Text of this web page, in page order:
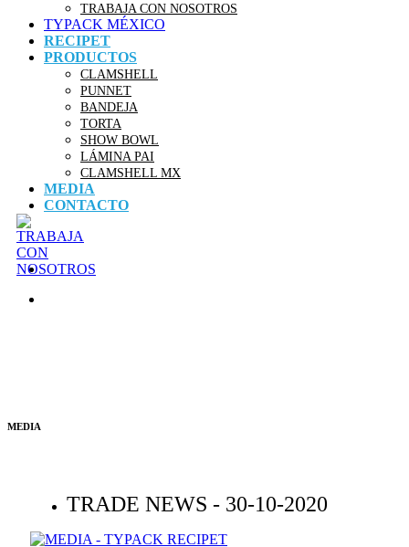
TRABAJA CON NOSOTROS
TYPACK MÉXICO
RECIPET
PRODUCTOS
CLAMSHELL
PUNNET
BANDEJA
TORTA
SHOW BOWL
LÁMINA PAI
CLAMSHELL MX
MEDIA
CONTACTO
MEDIA
TRADE NEWS - 30-10-2020